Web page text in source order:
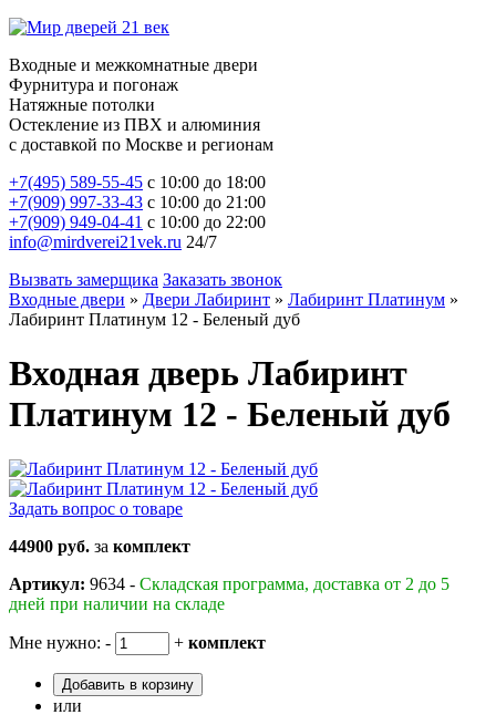
Входные и межкомнатные двери
Фурнитура и погонаж
Натяжные потолки
Остекление из ПВХ и алюминия
с доставкой по Москве и регионам
+7(495) 589-55-45 с 10:00 до 18:00
+7(909) 997-33-43 с 10:00 до 21:00
+7(909) 949-04-41 с 10:00 до 22:00
info@mirdverei21vek.ru 24/7
Вызвать замерщика Заказать звонок
Входные двери » Двери Лабиринт » Лабиринт Платинум »
Лабиринт Платинум 12 - Беленый дуб
Входная дверь Лабиринт
Платинум 12 - Беленый дуб
Задать вопрос о товаре
44900 руб. за комплект
Артикул: 9634 - Складская программа, доставка от 2 до 5
дней при наличии на складе
Мне нужно: - + комплект
Добавить в корзину
или